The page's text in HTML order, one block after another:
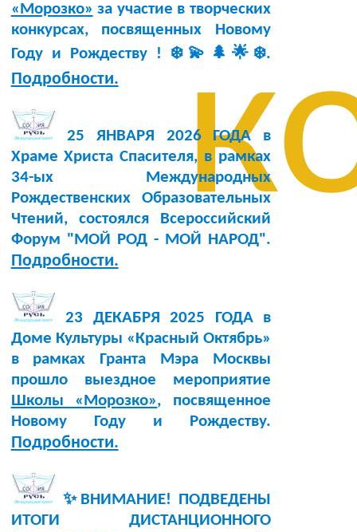
«Морозко» за участие в творческих
конкурсах, посвященных Новому
Году и Рождеству ! ❄️💫🌲🌟❄️.
Подробности.
25 ЯНВАРЯ 2026 ГОДА в
Храме Христа Спасителя, в рамках
34-ых Международных
Рождественских Образовательных
Чтений, состоялся Всероссийский
Форум "МОЙ РОД - МОЙ НАРОД".
Подробности.
23 ДЕКАБРЯ 2025 ГОДА в
Доме Культуры «Красный Октябрь»
в рамках Гранта Мэра Москвы
прошло выездное мероприятие
Школы «Морозко», посвященное
Новому Году и Рождеству.
Подробности.
✨ВНИМАНИЕ! ПОДВЕДЕНЫ
ИТОГИ ДИСТАНЦИОННОГО